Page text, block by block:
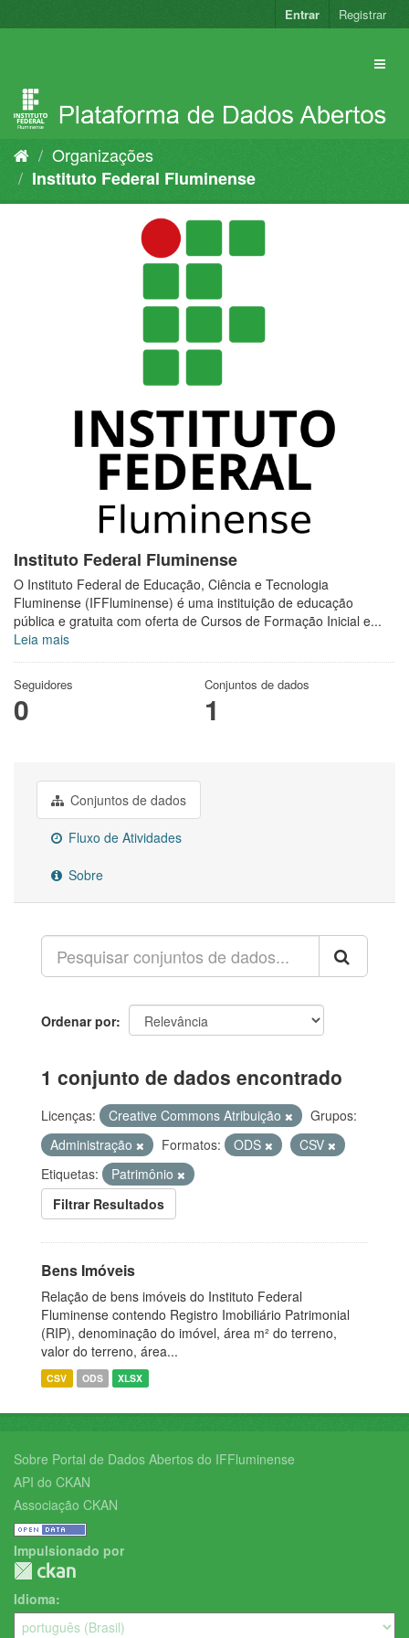
para
Entrar Registrar
Organizações
Instituto Federal Fluminense
Instituto Federal Fluminense
O Instituto Federal de Educação, Ciência e Tecnologia
Fluminense (IFFluminense) é uma instituição de educação
pública e gratuita com oferta de Cursos de Formação Inicial e...
Leia mais
Seguidores
0
Conjuntos de dados
1
Conjuntos de dados
Fluxo de Atividades
Sobre
Ordenar por
1 conjunto de dados encontrado
Licenças: Creative Commons Atribuição
Grupos:
Administração
Formatos: ODS
CSV
Etiquetas:
Patrimônio
Filtrar Resultados
Bens Imóveis
Relação de bens imóveis do Instituto Federal
Fluminense contendo Registro Imobiliário Patrimonial
(RIP), denominação do imóvel, área m² do terreno,
valor do terreno, área...
CSV ODS XLSX
Sobre Portal de Dados Abertos do IFFluminense
API do CKAN
Associação CKAN
Impulsionado por
Idioma